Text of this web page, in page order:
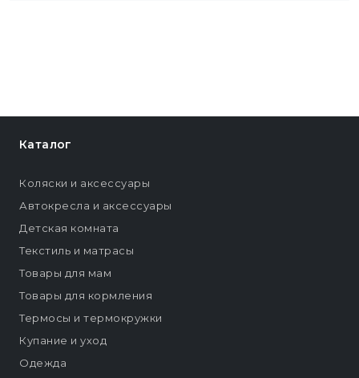
Каталог
Коляски и аксессуары
Автокресла и аксессуары
Детская комната
Текстиль и матрасы
Товары для мам
Товары для кормления
Термосы и термокружки
Купание и уход
Одежда